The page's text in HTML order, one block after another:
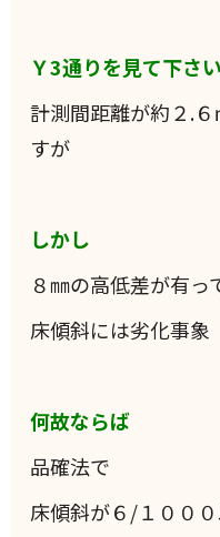
Ｙ3通りを見て下さい
計測間距離が約２.
すが
しかし
８㎜の高低差が有っ
床傾斜には劣化事象
何故ならば
品確法で
床傾斜が６/１００